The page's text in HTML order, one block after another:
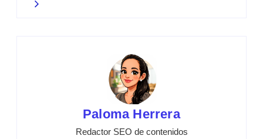
Paloma Herrera
Redactor SEO de contenidos